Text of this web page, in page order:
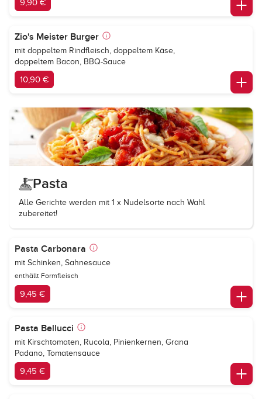
9,90 €
Zio's Meister Burger
mit doppeltem Rindfleisch, doppeltem Käse,
doppeltem Bacon, BBQ-Sauce
10,90 €
Pasta
Alle Gerichte werden mit 1 x Nudelsorte nach Wahl
zubereitet!
Pasta Carbonara
mit Schinken, Sahnesauce
enthällt Formfleisch
9,45 €
Pasta Bellucci
mit Kirschtomaten, Rucola, Pinienkernen, Grana
Padano, Tomatensauce
9,45 €